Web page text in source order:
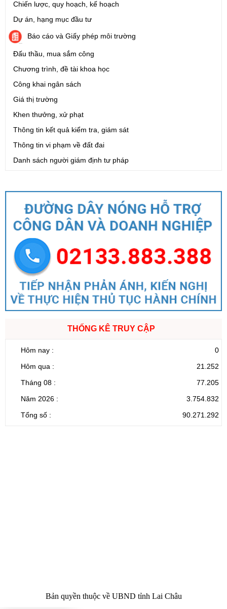
Chiến lược, quy hoạch, kế hoạch
Dự án, hạng mục đầu tư
Báo cáo và Giấy phép môi trường
Đấu thầu, mua sắm công
Chương trình, đề tài khoa học
Công khai ngân sách
Giá thị trường
Khen thưởng, xử phạt
Thông tin kết quả kiểm tra, giám sát
Thông tin vi phạm về đất đai
Danh sách người giám định tư pháp
THỐNG KÊ TRUY CẬP
Hôm nay :
0
Hôm qua :
21.252
Tháng 08 :
77.205
Năm 2026 :
3.754.832
Tổng số :
90.271.292
Bản quyền thuộc về UBND tỉnh Lai Châu